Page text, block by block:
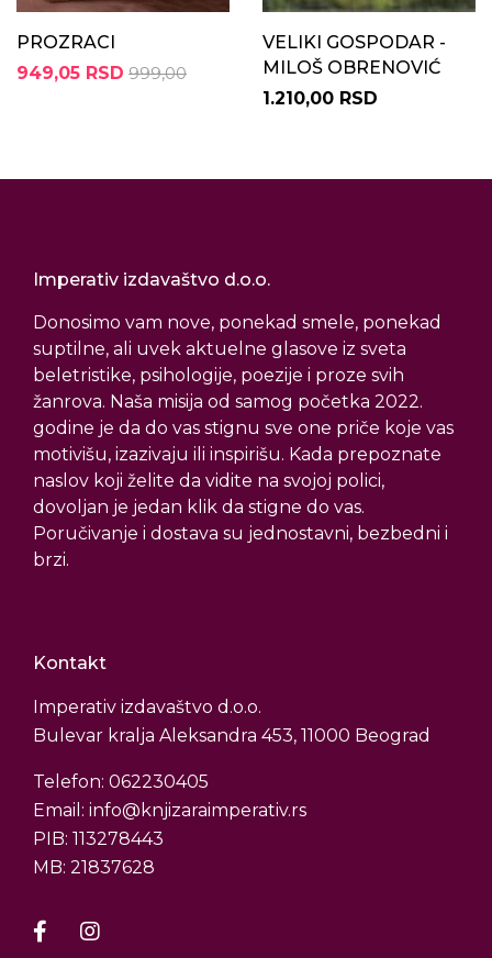
PROZRACI
949,05 RSD 999,00
VELIKI GOSPODAR -
MILOŠ OBRENOVIĆ
1.210,00 RSD
Imperativ izdavaštvo d.o.o.
Donosimo vam nove, ponekad smele, ponekad
suptilne, ali uvek aktuelne glasove iz sveta
beletristike, psihologije, poezije i proze svih
žanrova. Naša misija od samog početka 2022.
godine je da do vas stignu sve one priče koje vas
motivišu, izazivaju ili inspirišu. Kada prepoznate
naslov koji želite da vidite na svojoj polici,
dovoljan je jedan klik da stigne do vas.
Poručivanje i dostava su jednostavni, bezbedni i
brzi.
Kontakt
Imperativ izdavaštvo d.o.o.
Bulevar kralja Aleksandra 453, 11000 Beograd
Telefon: 062230405
Email: info@knjizaraimperativ.rs
PIB: 113278443
MB: 21837628